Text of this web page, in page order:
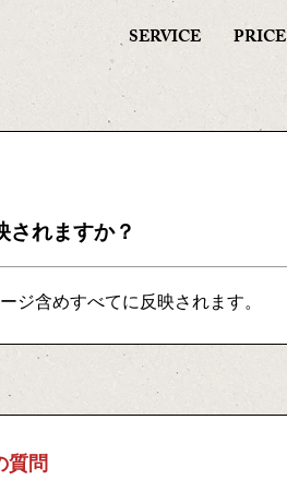
SERVICE PRICE
されますか？
ジ含めすべてに反映されます。
質問